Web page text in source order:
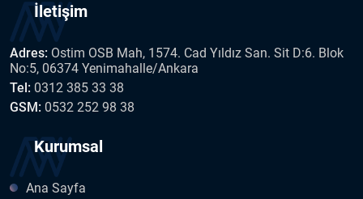
İletişim
Adres: Ostim OSB Mah, 1574. Cad Yıldız San. Sit D:6. Blok
No:5, 06374 Yenimahalle/Ankara
Tel: 0312 385 33 38
GSM: 0532 252 98 38
Kurumsal
Ana Sayfa